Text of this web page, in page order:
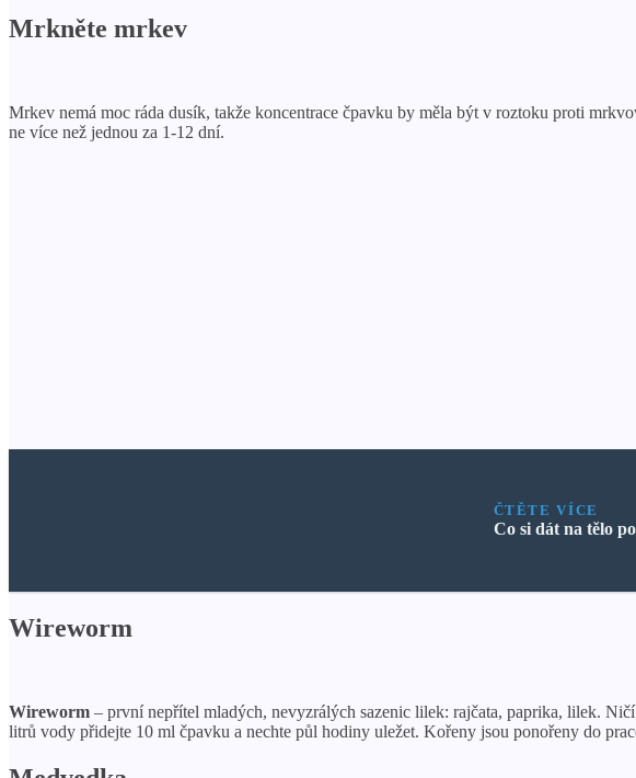
Mrkněte mrkev
Mrkev nemá moc ráda dusík, takže koncentrace čpavku by měla být v roztoku proti
ne více než jednou za 1-12 dní.
ČTĚTE VÍCE
Co si dát na tělo
Wireworm
Wireworm – první nepřítel mladých, nevyzrálých sazenic lilek: rajčata, paprika, lilek.
litrů vody přidejte 10 ml čpavku a nechte půl hodiny uležet. Kořeny jsou ponořeny do